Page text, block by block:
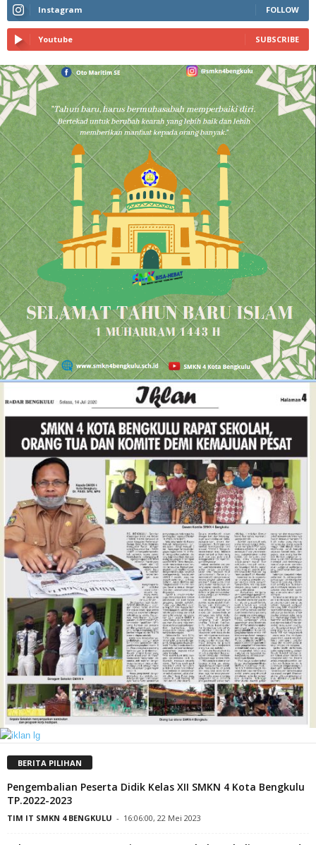
Instagram FOLLOW
Youtube SUBSCRIBE
BERITA PILIHAN
Pengembalian Peserta Didik Kelas XII SMKN 4 Kota Bengkulu
TP.2022-2023
TIM IT SMKN 4 BENGKULU - 16:06:00, 22 Mei 2023